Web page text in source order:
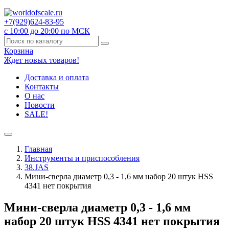
+7(929)624-83-95
с 10:00 до 20:00 по МСК
Корзина
Ждет новых товаров!
Доставка и оплата
Контакты
О нас
Новости
SALE!
Главная
Инструменты и приспособления
38.JAS
Мини-сверла диаметр 0,3 - 1,6 мм набор 20 штук HSS
4341 нет покрытия
Мини-сверла диаметр 0,3 - 1,6 мм
набор 20 штук HSS 4341 нет покрытия